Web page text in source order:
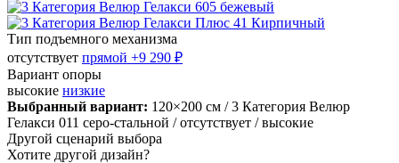
Тип подъемного механизма
отсутствует прямой +9 290 ₽
Вариант опоры
высокие низкие
Выбранный вариант: 120×200 см / 3 Категория Велюр
Гелакси 011 серо-стальной / отсутствует / высокие
Другой сценарий выбора
Хотите другой дизайн?